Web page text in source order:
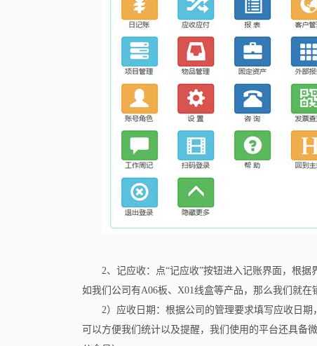
2、记应收：点“记应收”按钮进入记账界面，根
如我们公司有A06板、X01线盒等产品，那么我们就在
2）应收日期：根据公司的管理要求填写应收日
可以方便我们统计以及提醒，我们使用的平台还具备